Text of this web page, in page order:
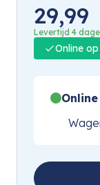
29,99
Levertijd 4
Online